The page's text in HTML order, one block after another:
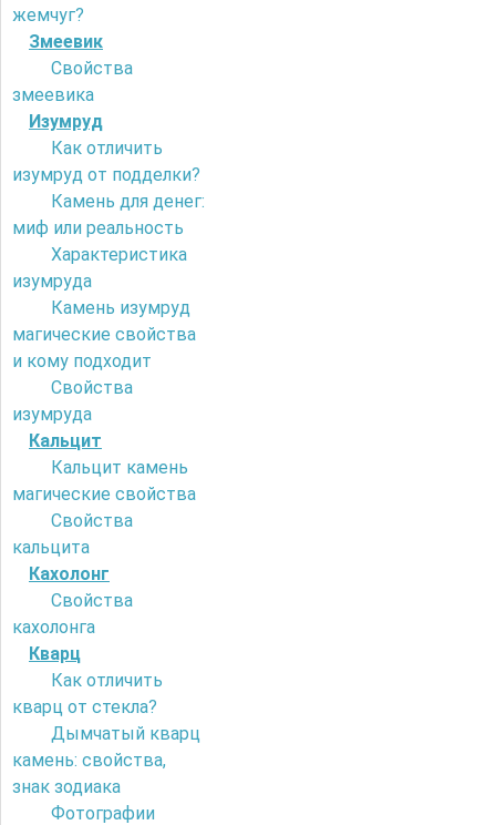
жемчуг?
Змеевик
Свойства
змеевика
Изумруд
Как отличить
изумруд от подделки?
Камень для денег:
миф или реальность
Характеристика
изумруда
Камень изумруд
магические свойства
и кому подходит
Свойства
изумруда
Кальцит
Кальцит камень
магические свойства
Свойства
кальцита
Кахолонг
Свойства
кахолонга
Кварц
Как отличить
кварц от стекла?
Дымчатый кварц
камень: свойства,
знак зодиака
Фотографии